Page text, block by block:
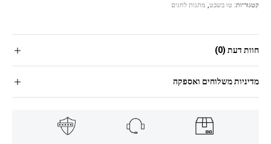
קטגוריות: טו בשבט, מתנות לחגים
חוות דעת (0)
מדיניות משלוחים ואספקה